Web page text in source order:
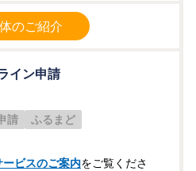
のご紹介
イン申請
請
ふるまど
ビスのご案内をご覧くださ